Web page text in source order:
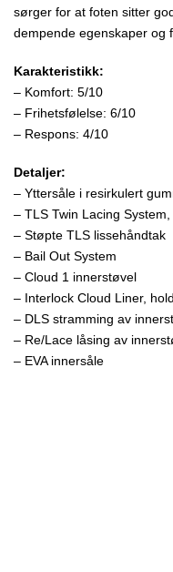
sørger for at foten sitter
dempende egenskaper og
Karakteristikk:
– Komfort: 5/10
– Frihetsfølelse: 6/10
– Respons: 4/10
Detaljer:
– Yttersåle i resirkulert
– TLS Twin Lacing
– Støpte TLS lissehåndtak
– Bail Out System
– Cloud 1 innerstøvel
– Interlock Cloud Liner,
– DLS stramming av
– Re/Lace låsing av
– EVA innersåle